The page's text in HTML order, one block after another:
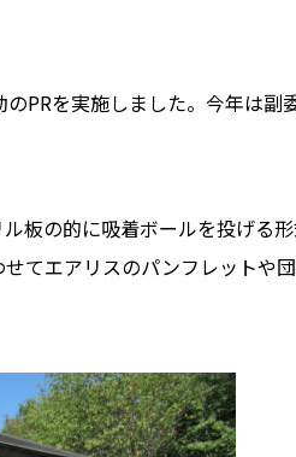
PRを実施しました。今年は副
板の的に吸着ボールを投げる
てエアリスのパンフレットや